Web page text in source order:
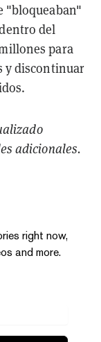
"bloqueaban"
del
para
y discontinuar
adicionales.
right now,
and more.